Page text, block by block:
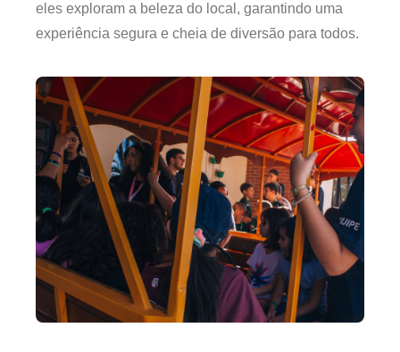
eles exploram a beleza do local, garantindo uma
experiência segura e cheia de diversão para todos.